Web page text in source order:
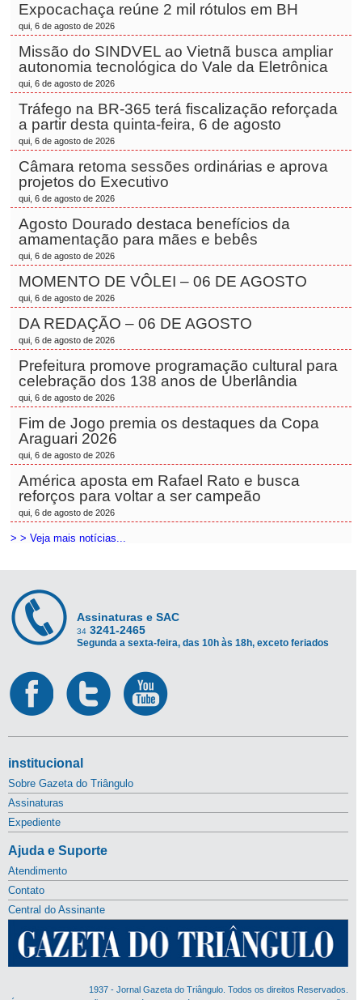
Expocachaça reúne 2 mil rótulos em BH
qui, 6 de agosto de 2026
Missão do SINDVEL ao Vietnã busca ampliar
autonomia tecnológica do Vale da Eletrônica
qui, 6 de agosto de 2026
Tráfego na BR-365 terá fiscalização reforçada
a partir desta quinta-feira, 6 de agosto
qui, 6 de agosto de 2026
Câmara retoma sessões ordinárias e aprova
projetos do Executivo
qui, 6 de agosto de 2026
Agosto Dourado destaca benefícios da
amamentação para mães e bebês
qui, 6 de agosto de 2026
MOMENTO DE VÔLEI – 06 DE AGOSTO
qui, 6 de agosto de 2026
DA REDAÇÃO – 06 DE AGOSTO
qui, 6 de agosto de 2026
Prefeitura promove programação cultural para
celebração dos 138 anos de Uberlândia
qui, 6 de agosto de 2026
Fim de Jogo premia os destaques da Copa
Araguari 2026
qui, 6 de agosto de 2026
América aposta em Rafael Rato e busca
reforços para voltar a ser campeão
qui, 6 de agosto de 2026
> > Veja mais notícias...
Assinaturas e SAC
34 3241-2465
Segunda a sexta-feira, das 10h às 18h, exceto feriados
institucional
Sobre Gazeta do Triângulo
Assinaturas
Expediente
Ajuda e Suporte
Atendimento
Contato
Central do Assinante
1937 - Jornal Gazeta do Triângulo. Todos os direitos Reservados.